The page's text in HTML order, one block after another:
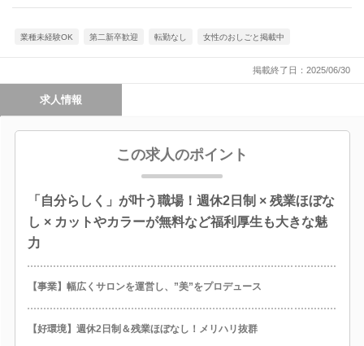
業種未経験OK 第二新卒歓迎 転勤なし 女性のおしごと掲載中
掲載終了日：2025/06/30
求人情報
この求人のポイント
「自分らしく」が叶う職場！週休2日制 × 残業ほぼな
し × カットやカラーが無料など福利厚生も大きな魅
力
【事業】幅広くサロンを運営し、”美”をプロデュース
【好環境】週休2日制＆残業ほぼなし！メリハリ抜群